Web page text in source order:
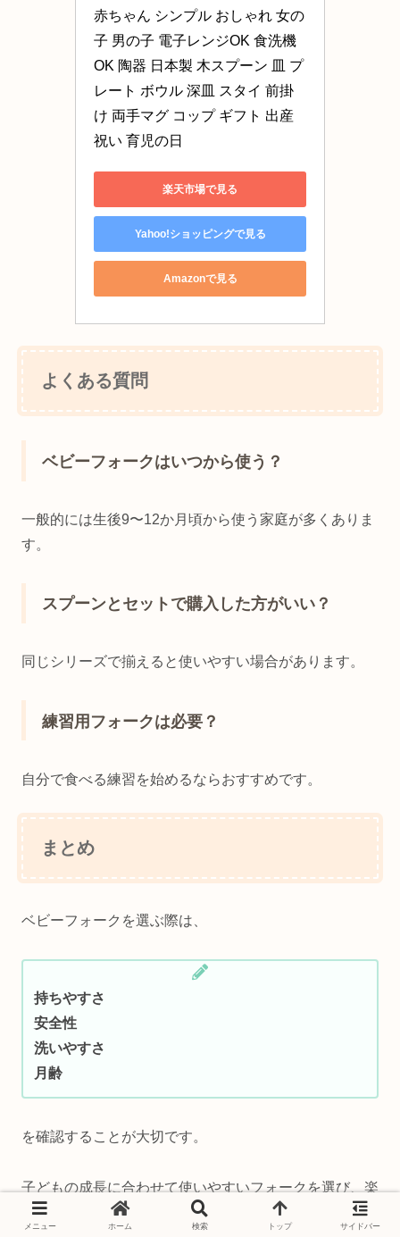
赤ちゃん シンプル おしゃれ 女の
子 男の子 電子レンジOK 食洗機
OK 陶器 日本製 木スプーン 皿 プ
レート ボウル 深皿 スタイ 前掛
け 両手マグ コップ ギフト 出産
祝い 育児の日
楽天市場で見る
Yahoo!ショッピングで見る
Amazonで見る
よくある質問
ベビーフォークはいつから使う？
一般的には生後9〜12か月頃から使う家庭が多くありま
す。
スプーンとセットで購入した方がいい？
同じシリーズで揃えると使いやすい場合があります。
練習用フォークは必要？
自分で食べる練習を始めるならおすすめです。
まとめ
ベビーフォークを選ぶ際は、
持ちやすさ
安全性
洗いやすさ
月齢
を確認することが大切です。
子どもの成長に合わせて使いやすいフォークを選び、楽
しく食事の練習を進めましょう。
メニュー ホーム 検索 トップ サイドバー